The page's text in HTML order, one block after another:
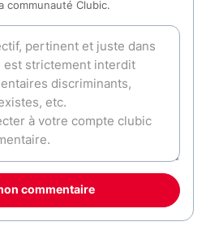
communauté Clubic.
commentaire